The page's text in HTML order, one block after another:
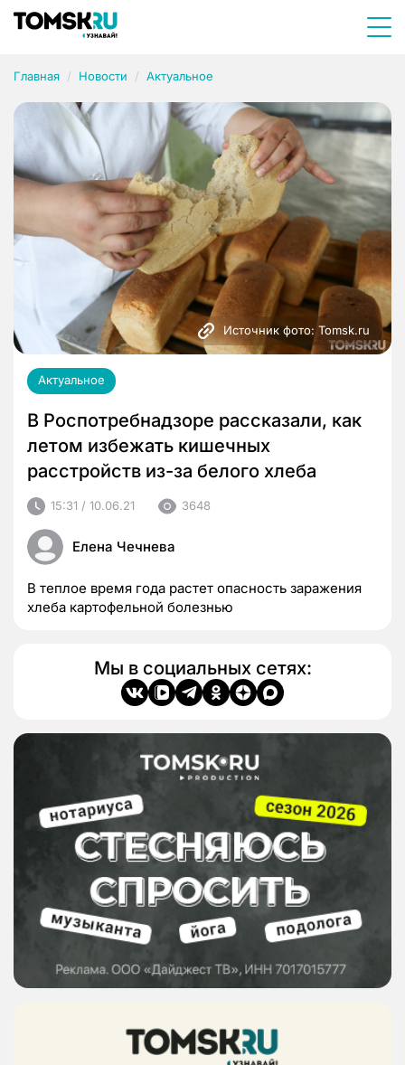
Главная Новости Актуальное
Источник фото: Tomsk.ru
Актуальное
В Роспотребнадзоре рассказали, как
летом избежать кишечных
расстройств из-за белого хлеба
15:31 / 10.06.21 3648
Елена Чечнева
В теплое время года растет опасность заражения
хлеба картофельной болезнью
Мы в социальных сетях: